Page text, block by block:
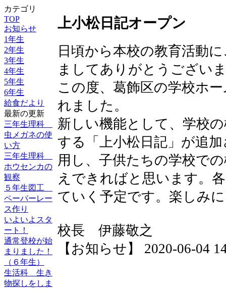
カテゴリ
TOP
お知らせ
1年生
2年生
3年生
4年生
5年生
6年生
給食だより
最新の更新
三年生理科
虫メガネの使
い方
三年生理科
ホウセンカの
観察
５年生図工
ペーパーレー
ス作り
いよいよスタ
ート！
通常登校が始
まりました！
（６年生）
生活科 生き
物探しをしま
上小松日記オープン
日頃から本校の教育活動
ましてありがとうござい
この度、葛飾区の学校ホ
れました。
新しい機能として、学校
する「上小松日記」が追
用し、子供たちの学校で
えできればと思います。
ていく予定です。楽しみ
校長 伊藤敬之
【お知らせ】 2020-06-04